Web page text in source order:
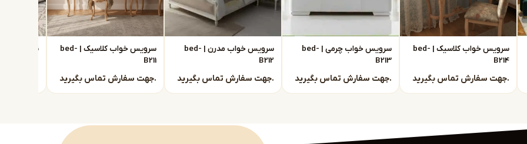
یعنی:
بهترین گزینهها را با توجه به نیاز شما ارائه م
سرویس خواب کلاسیک | bed-
B214
جهت سفارش تماس بگیرید.
سرویس خواب چرمی | bed-
B213
جهت سفارش تماس بگیرید.
سرویس خواب مدرن | bed-
B212
جهت سفارش تماس بگیرید.
سرویس خواب کلاسیک | bed-
B211
جهت سفارش تماس بگیرید.